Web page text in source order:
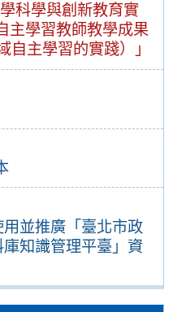
科學與創新教育實
主學習教師教學成果
自主學習的實踐）」
並推廣「臺北市政
知識管理平臺」資